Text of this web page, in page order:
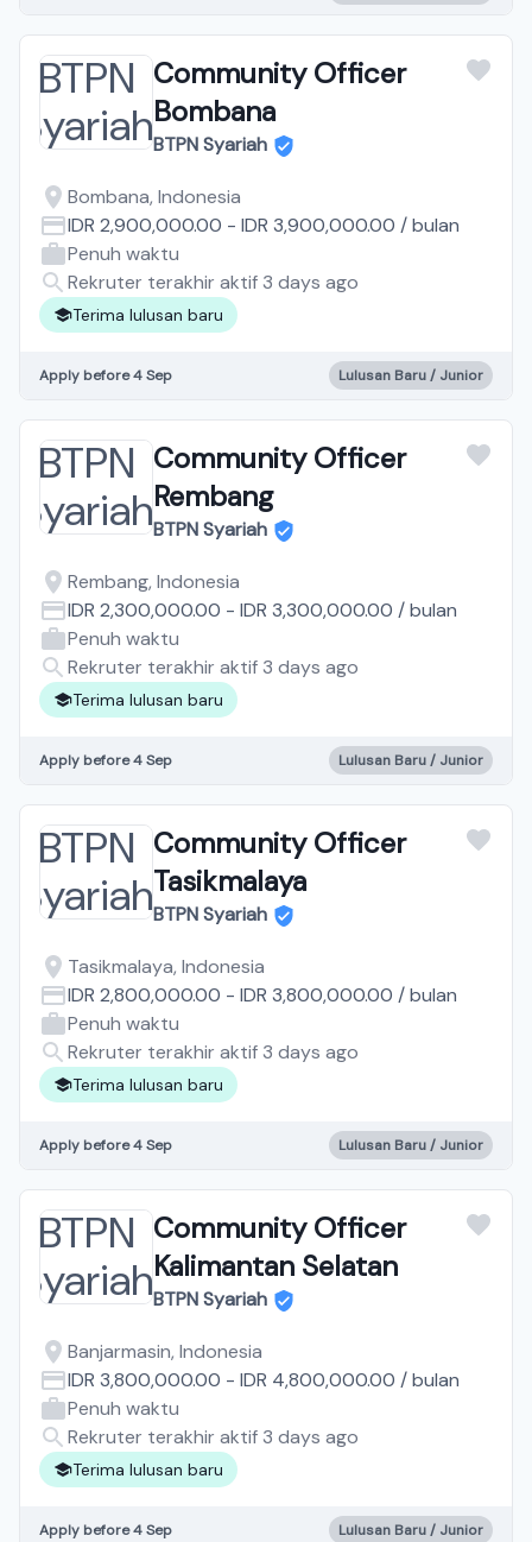
Community Officer
Bombana
BTPN Syariah
Bombana, Indonesia
IDR 2,900,000.00 - IDR 3,900,000.00 /bulan
Penuh waktu
Rekruter terakhir aktif 3 days ago
Terima lulusan baru
Apply before 4 Sep Lulusan Baru / Junior
Community Officer
Rembang
BTPN Syariah
Rembang, Indonesia
IDR 2,300,000.00 - IDR 3,300,000.00 /bulan
Penuh waktu
Rekruter terakhir aktif 3 days ago
Terima lulusan baru
Apply before 4 Sep Lulusan Baru / Junior
Community Officer
Tasikmalaya
BTPN Syariah
Tasikmalaya, Indonesia
IDR 2,800,000.00 - IDR 3,800,000.00 /bulan
Penuh waktu
Rekruter terakhir aktif 3 days ago
Terima lulusan baru
Apply before 4 Sep Lulusan Baru / Junior
Community Officer
Kalimantan Selatan
BTPN Syariah
Banjarmasin, Indonesia
IDR 3,800,000.00 - IDR 4,800,000.00 /bulan
Penuh waktu
Rekruter terakhir aktif 3 days ago
Terima lulusan baru
Apply before 4 Sep Lulusan Baru / Junior